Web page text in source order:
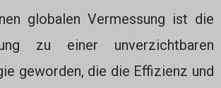
globalen Vermessung ist die
zu einer unverzichtbaren
geworden, die die Effizienz und